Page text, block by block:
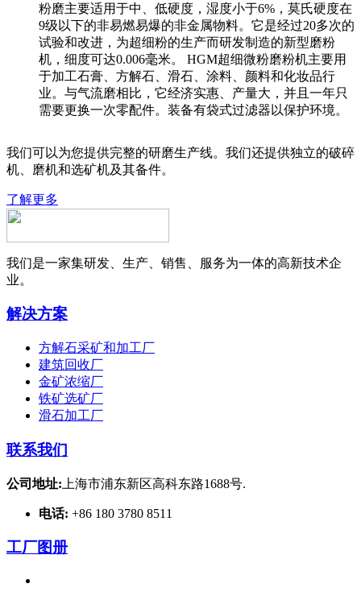
粉磨主要适用于中、低硬度，湿度小于6%，莫氏硬度在
9级以下的非易燃易爆的非金属物料。它是经过20多次的
试验和改进，为超细粉的生产而研发制造的新型磨粉
机，细度可达0.006毫米。 HGM超细微粉磨粉机主要用
于加工石膏、方解石、滑石、涂料、颜料和化妆品行
业。与气流磨相比，它经济实惠、产量大，并且一年只
需要更换一次零配件。装备有袋式过滤器以保护环境。
我们可以为您提供完整的研磨生产线。我们还提供独立的破碎
机、磨机和选矿机及其备件。
了解更多
我们是一家集研发、生产、销售、服务为一体的高新技术企
业。
解决方案
方解石采矿和加工厂
建筑回收厂
金矿浓缩厂
铁矿选矿厂
滑石加工厂
联系我们
公司地址: 上海市浦东新区高科东路1688号.
电话: +86 180 3780 8511
工厂图册